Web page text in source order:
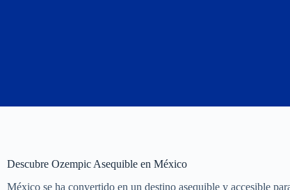
Descubre Ozempic Asequible en México
México se ha convertido en un destino asequible y accesible